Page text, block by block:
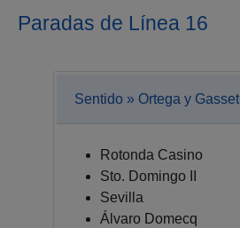
Paradas de Línea 16
Sentido » Ortega y Gasset
Rotonda Casino
Sto. Domingo II
Sevilla
Álvaro Domecq